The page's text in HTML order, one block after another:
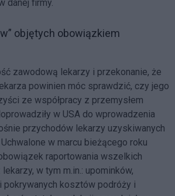
danej firmy.
objętych obowiązkiem
zawodową lekarzy i przekonanie, że
powinien móc sprawdzić, czy jego
ze współpracy z przemysłem
w USA do wprowadzenia
przychodów lekarzy uzyskiwanych
w marcu bieżącego roku
raportowania wszelkich
w tym m.in.: upominków,
pokrywanych kosztów podróży i